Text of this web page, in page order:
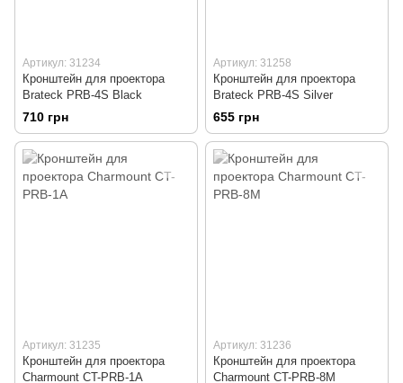
Артикул: 31234
Кронштейн для проектора
Brateck PRB-4S Black
710 грн
Артикул: 31258
Кронштейн для проектора
Brateck PRB-4S Silver
655 грн
Артикул: 31235
Кронштейн для проектора
Charmount CT-PRB-1A
Артикул: 31236
Кронштейн для проектора
Charmount CT-PRB-8M